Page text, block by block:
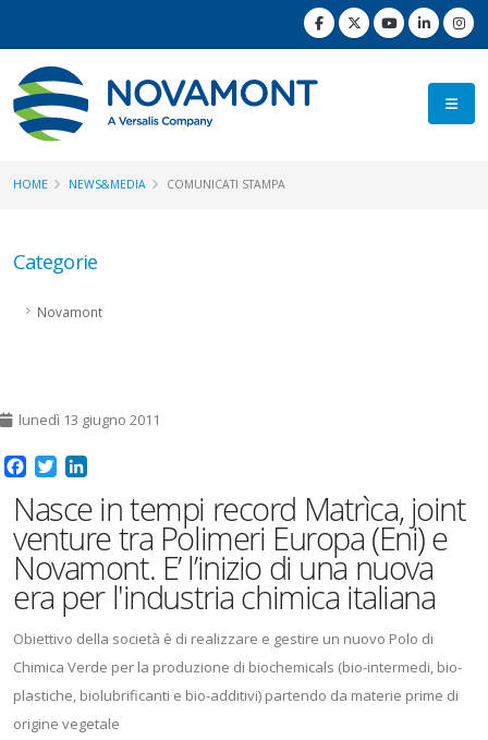
HOME NEWS&MEDIA COMUNICATI STAMPA
Categorie
Novamont
lunedì 13 giugno 2011
Facebook
Twitter
Nasce in tempi record Matrìca, joint
venture tra Polimeri Europa (Eni) e
Novamont. E’ l’inizio di una nuova
era per l'industria chimica italiana
Obiettivo della società è di realizzare e gestire un nuovo Polo di
Chimica Verde per la produzione di biochemicals (bio-intermedi, bio-
plastiche, biolubrificanti e bio-additivi) partendo da materie prime di
origine vegetale